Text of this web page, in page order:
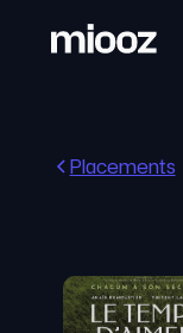
Placements